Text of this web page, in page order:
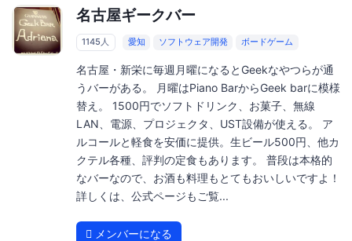
名古屋ギークバー
1145人 愛知 ソフトウェア開発 ボードゲーム
名古屋・新栄に毎週月曜になるとGeekなやつらが通
うバーがある。 月曜はPiano BarからGeek barに模様
替え。 1500円でソフトドリンク、お菓子、無線
LAN、電源、プロジェクタ、UST設備が使える。 ア
ルコールと軽食を安価に提供。生ビール500円、他カ
クテル各種、評判の定食もあります。 普段は本格的
なバーなので、お酒も料理もとてもおいしいですよ！
詳しくは、公式ページもご覧...
メンバーになる